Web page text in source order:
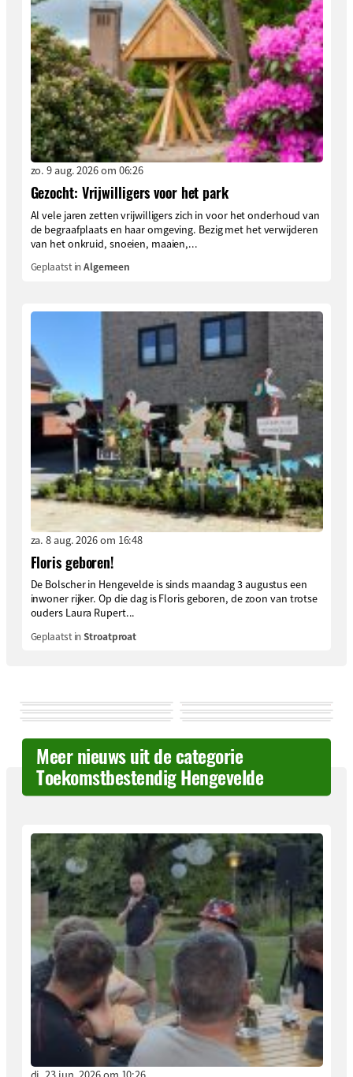
zo. 9 aug. 2026 om 06:26
Gezocht: Vrijwilligers voor het park
Al vele jaren zetten vrijwilligers zich in voor het onderhoud van
de begraafplaats en haar omgeving. Bezig met het verwijderen
van het onkruid, snoeien, maaien,...
Geplaatst inAlgemeen
za. 8 aug. 2026 om 16:48
Floris geboren!
De Bolscher in Hengevelde is sinds maandag 3 augustus een
inwoner rijker. Op die dag is Floris geboren, de zoon van trotse
ouders Laura Rupert...
Geplaatst inStroatproat
Meer nieuws uit de categorie
Toekomstbestendig Hengevelde